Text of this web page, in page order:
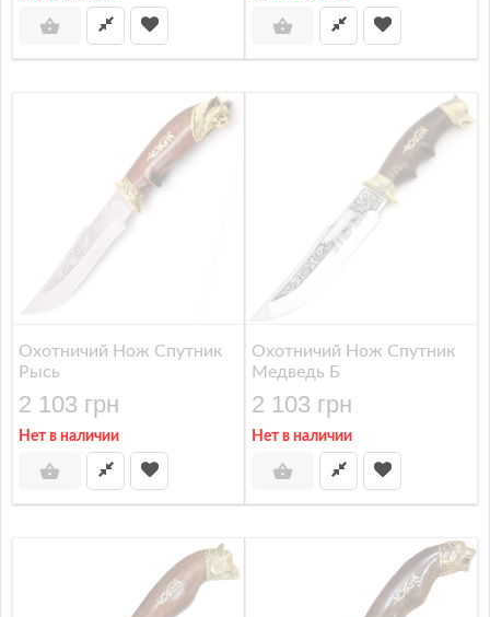
Охотничий Нож Спутник
Рысь
2 103 грн
Нет в наличии
Охотничий Нож Спутник
Медведь Б
2 103 грн
Нет в наличии